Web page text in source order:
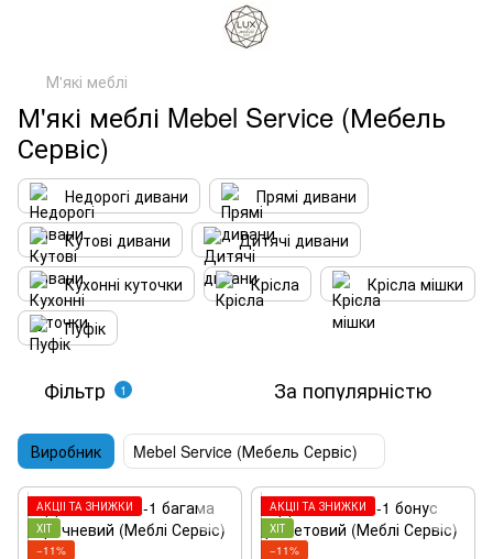
М'які меблі
М'які меблі Mebel Service (Мебель
Сервіс)
Недорогі дивани
Прямі дивани
Кутові дивани
Дитячі дивани
Кухонні куточки
Крісла
Крісла мішки
Пуфік
Фільтр 1 За популярністю
Виробник Mebel Service (Мебель Сервіс)
АКЦІЇ ТА ЗНИЖКИ
ХІТ
−11%
АКЦІЇ ТА ЗНИЖКИ
ХІТ
−11%